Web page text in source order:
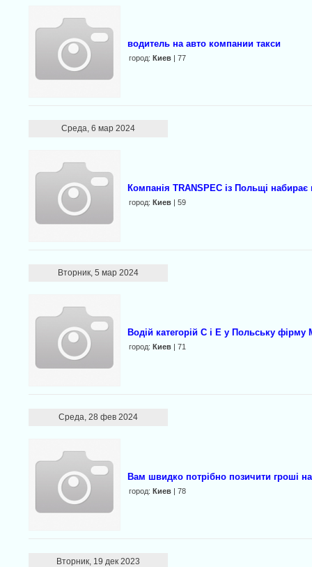
водитель на авто компании такси
город: Киев| 77
Среда, 6 мар 2024
Компанія TRANSPEC із Польщі набирає
город: Киев| 59
Вторник, 5 мар 2024
Водій категорій С і Е у Польську фірму
город: Киев| 71
Среда, 28 фев 2024
Вaм швидко потрібно позичити гpoші
город: Киев| 78
Вторник, 19 дек 2023